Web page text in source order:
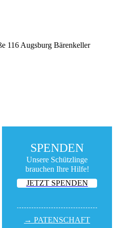
116 Augsburg Bärenkeller
SPENDEN
Unsere Schützlinge
brauchen Ihre Hilfe!
JETZT SPENDEN
→ PATEN­SCHAFT